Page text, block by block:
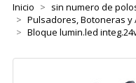
Inicio sin numero de
Pulsadores, Botoneras
Bloque lumin.led